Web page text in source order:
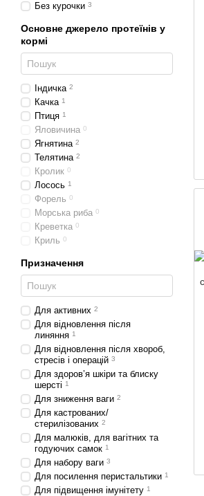
Без курочки 3
Основне джерело протеїнів у
кормі
Індичка 2
Качка 1
Птиця 1
Яловичина 0
Ягнятина 2
Телятина 2
Кролик 0
Лосось 1
Форель 0
Морська риба 0
Креветка 0
Криль 0
Призначення
Для активних 2
Для відновлення після
линяння 1
Для відновлення після хвороб,
стресів і операцій 3
Для здоров’я шкіри та блиску
шерсті 1
Для зниження ваги 2
Для кастрованих/
стерилізованих 2
Для малюків, для вагітних та
годуючих самок 1
Для набору ваги 3
Для посилення перистальтики 1
Для підвищення імунітету 1